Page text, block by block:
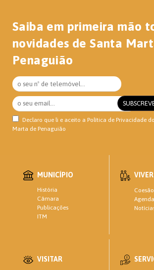
Saiba em primeira mão
novidades de Santa
Penaguião
Declaro que li e aceito a Política de Privacidade
Marta de Penaguião
MUNICÍPIO
História
Câmara
Publicações
ITM
VIVER
Agenda
VISITAR